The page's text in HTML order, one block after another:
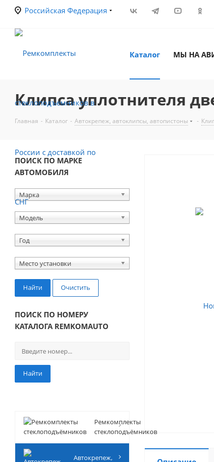
Российская Федерация
Каталог МЫ НА
Клипса уплотнителя
Главная - Каталог - Автокрепеж, автоклипсы, автопистоны -
ПОИСК ПО МАРКЕ
АВТОМОБИЛЯ
Марка
Модель
Год
Место установки
Найти Очистить
ПОИСК ПО НОМЕРУ
КАТАЛОГА REMKOMAUTO
Найти
Ремкомплекты
стеклоподъёмников
Автокрепеж,